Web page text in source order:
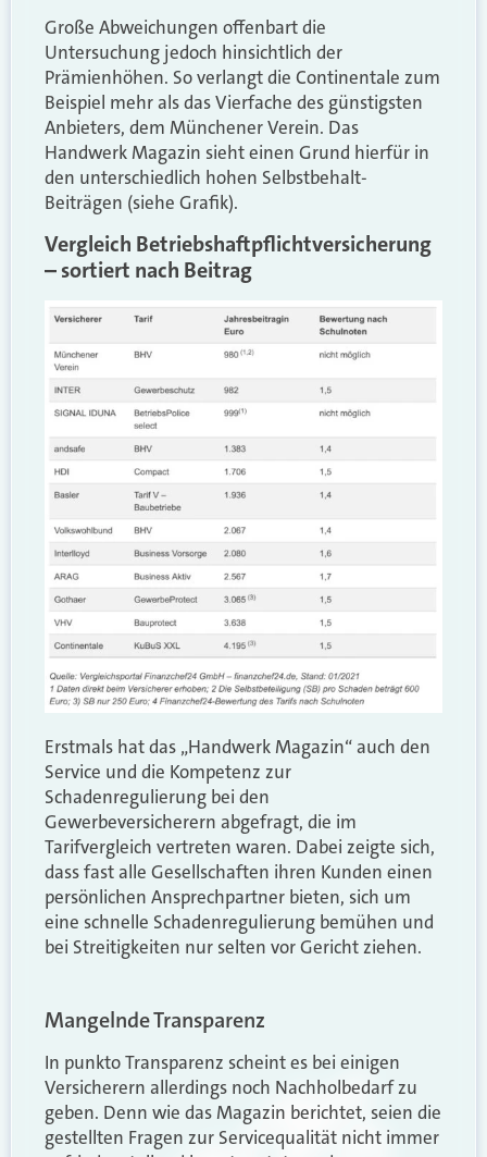
Große Abweichungen offenbart die
Untersuchung jedoch hinsichtlich der
Prämienhöhen. So verlangt die Continentale zum
Beispiel mehr als das Vierfache des günstigsten
Anbieters, dem Münchener Verein. Das
Handwerk Magazin sieht einen Grund hierfür in
den unterschiedlich hohen Selbstbehalt-
Beiträgen (siehe Grafik).
Vergleich Betriebshaftpflichtversicherung
– sortiert nach Beitrag
Erstmals hat das „Handwerk Magazin“ auch den
Service und die Kompetenz zur
Schadenregulierung bei den
Gewerbeversicherern abgefragt, die im
Tarifvergleich vertreten waren. Dabei zeigte sich,
dass fast alle Gesellschaften ihren Kunden einen
persönlichen Ansprechpartner bieten, sich um
eine schnelle Schadenregulierung bemühen und
bei Streitigkeiten nur selten vor Gericht ziehen.
Mangelnde Transparenz
In punkto Transparenz scheint es bei einigen
Versicherern allerdings noch Nachholbedarf zu
geben. Denn wie das Magazin berichtet, seien die
gestellten Fragen zur Servicequalität nicht immer